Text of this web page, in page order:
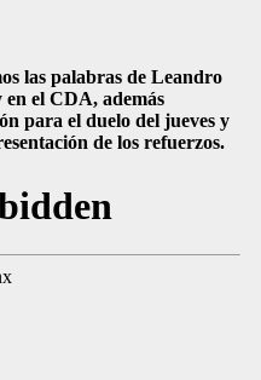
las palabras de Leandro
en el CDA, además
para el duelo del jueves y
de los refuerzos.